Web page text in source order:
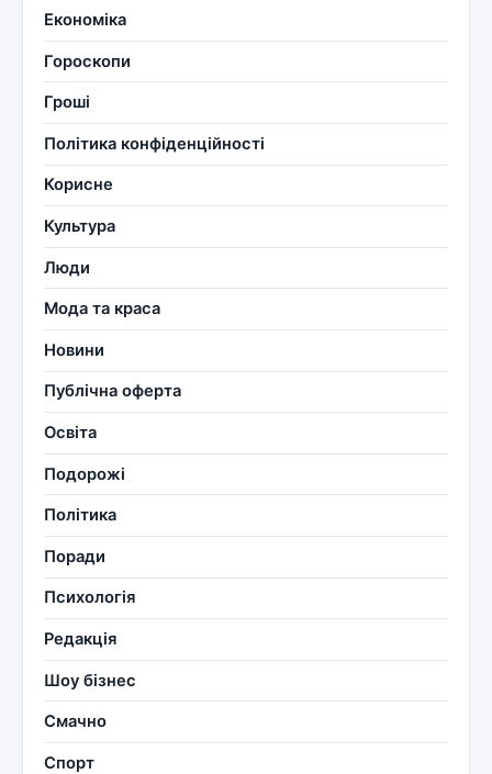
Економіка
Гороскопи
Гроші
Політика конфіденційності
Корисне
Культура
Люди
Мода та краса
Новини
Публічна оферта
Освіта
Подорожі
Політика
Поради
Психологія
Редакція
Шоу бізнес
Смачно
Спорт